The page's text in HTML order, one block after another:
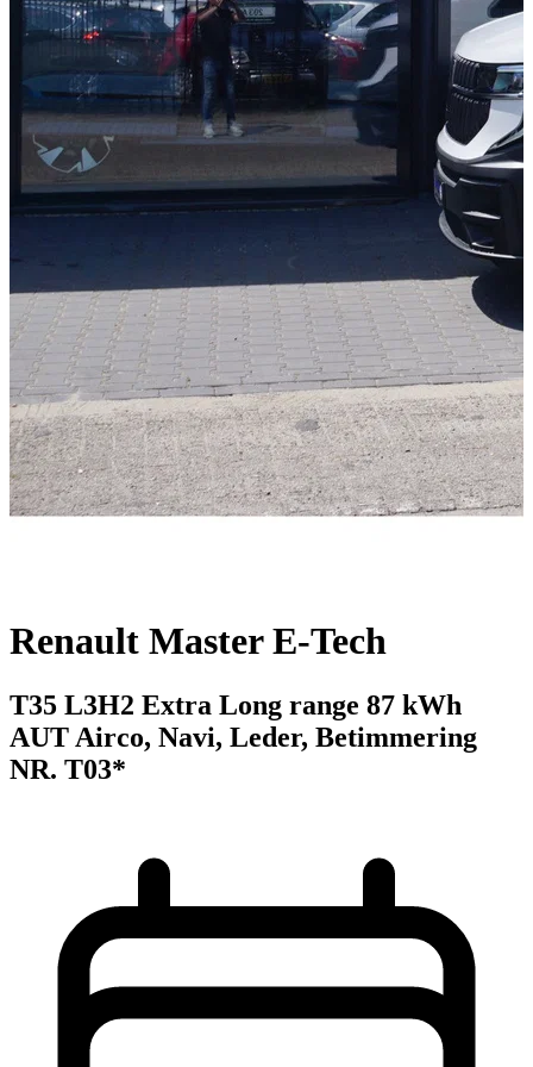
Renault Master E-Tech
T35 L3H2 Extra Long range 87 kWh
AUT Airco, Navi, Leder, Betimmering
NR. T03*